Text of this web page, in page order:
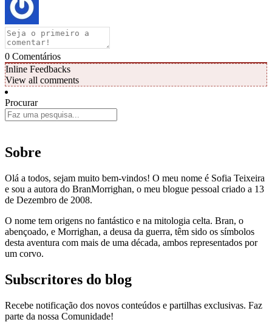
0 Comentários
Inline Feedbacks
View all comments
Procurar
Sobre
Olá a todos, sejam muito bem-vindos! O meu nome é Sofia Teixeira
e sou a autora do BranMorrighan, o meu blogue pessoal criado a 13
de Dezembro de 2008.
O nome tem origens no fantástico e na mitologia celta. Bran, o
abençoado, e Morrighan, a deusa da guerra, têm sido os símbolos
desta aventura com mais de uma década, ambos representados por
um corvo.
Subscritores do blog
Recebe notificação dos novos conteúdos e partilhas exclusivas. Faz
parte da nossa Comunidade!